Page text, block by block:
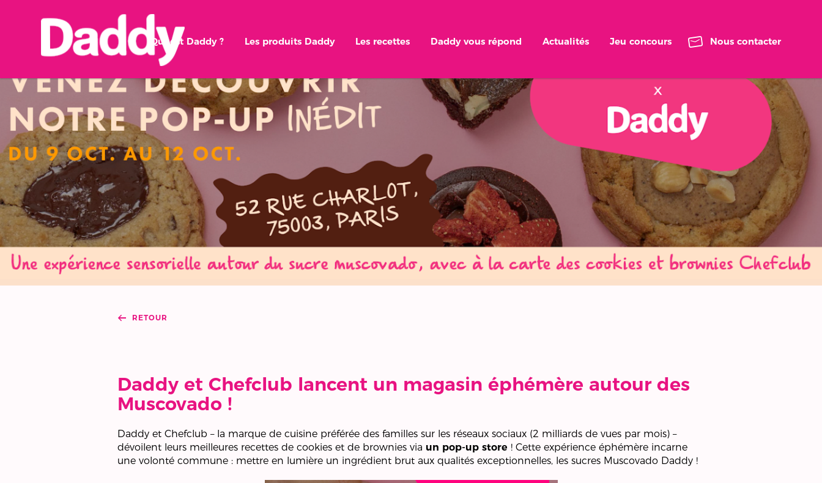
Qui est Daddy ? Les produits Daddy Les recettes Daddy vous répond Actualités Jeu concours Nous contacter
RETOUR
Daddy et Chefclub lancent un magasin éphémère autour des
Muscovado !
Daddy et Chefclub – la marque de cuisine préférée des familles sur les réseaux sociaux (2 milliards de vues par mois) –
dévoilent leurs meilleures recettes de cookies et de brownies via un pop-up store ! Cette expérience éphémère incarne
une volonté commune : mettre en lumière un ingrédient brut aux qualités exceptionnelles, les sucres Muscovado Daddy !